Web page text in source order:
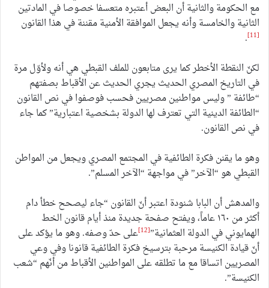
مع الحكومة والثانية أن البعض أعتبره متعسفا خصوصا في المادتين
الثانية والخامسة وأنه يجعل الموافقة الأمنية مقننة في هذا القانون
[11]
.
لكنّ النقطة الأخطر كما يرى متابعون للملف القبطي هي أنه ولأوّل مرة
في التاريخ المصري الحديث يجري الحديث عن الأقباط بصفتهم
“طائفة ” وليس مواطنين مصريين فحسب فوصفوا في نص القانون
“الطائفة الدينية التي تعترف لها الدولة بشخصية اعتبارية” كما جاء
في نص القانون.
وهو ما يقنن فكرة الطائفية في المجتمع المصري ويجعل من المواطن
القبطي هو “الآخر” في مواجهة “الآخر المسلم”.
والمدهش أن البابا شنودة اعتبر أنّ القانون “جاء ليصحح خطأ دام
أكثر من ١٦٠ عاماً، ويفتح صفحة جديدة منذ أيام قانون الخط
الهمايوني في الدولة العثمانية”[12]
على حدّ وصفه. وهو ما يؤكد على
أنّ قيادة الكنيسة مرحبة بترسيخ فكرة الطائفية قانونا وفي وعي
المصريين اتساقا مع ما تطلقه على المواطنين الأقباط من أنّهم “شعب
الكنيسة”.